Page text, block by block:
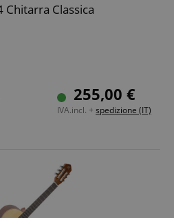
Chitarra Classica
massiccio
con rinforzo in carbonio
255,00 €
IVA.incl. + spedizione (IT)